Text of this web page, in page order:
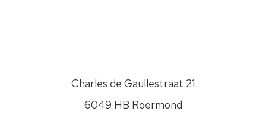
Charles de Gaullestraat 21
6049 HB Roermond